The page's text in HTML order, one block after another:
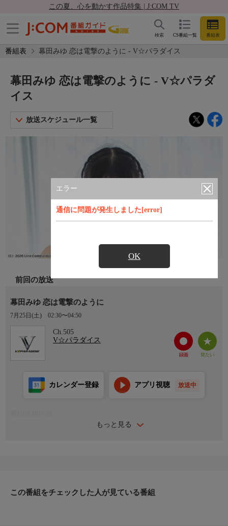
この夏、心を動かす作品特集 | J:COM TV
CS番組一覧 番組表
検索
番組表 幕田みゆ 恋は電撃のように - V☆パラダイス
エラー
通信に問題が発生しました[error]
OK
幕田みゆ 恋は電撃のように - V☆パラダ
イス
放送スケジュール一覧
前回の放送
幕田みゆ 恋は電撃のように
7月25日(土) 02:30〜04:50
Ch.505
V☆パラダイス
もっと見る
カレンダー登録 アプリ視聴 放送中
この番組をチェックした人が見ている番組